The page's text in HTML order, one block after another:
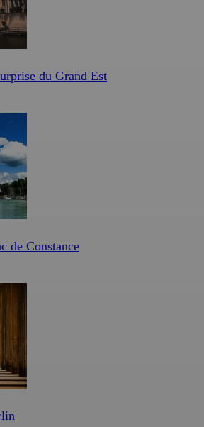
du Grand Est
de Constance